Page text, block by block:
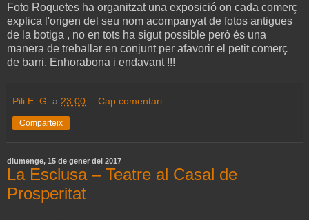
Foto Roquetes ha organitzat una exposició on cada comerç
explica l'origen del seu nom acompanyat de fotos antigues
de la botiga , no en tots ha sigut possible però és una
manera de treballar en conjunt per afavorir el petit comerç
de barri. Enhorabona i endavant !!!
Pili E. G. a 23:00 Cap comentari:
Comparteix
diumenge, 15 de gener del 2017
La Esclusa – Teatre al Casal de
Prosperitat